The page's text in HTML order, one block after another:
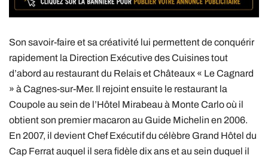
Son savoir-faire et sa créativité lui permettent de conquérir
rapidement la Direction Exécutive des Cuisines tout
d’abord au restaurant du Relais et Châteaux « Le Cagnard
» à Cagnes-sur-Mer. Il rejoint ensuite le restaurant la
Coupole au sein de l’Hôtel Mirabeau à Monte Carlo où il
obtient son premier macaron au Guide Michelin en 2006.
En 2007, il devient Chef Exécutif du célèbre Grand Hôtel du
Cap Ferrat auquel il sera fidèle dix ans et au sein duquel il